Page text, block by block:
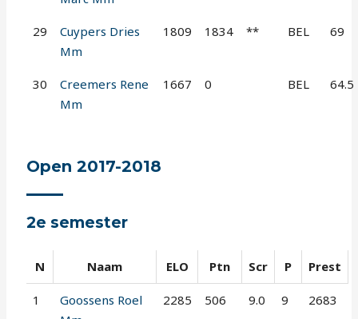
29
Cuypers Dries
Mm
1809 1834 ** BEL 69
30
Creemers Rene
Mm
1667 0 BEL 64.5
Open 2017-2018
2e semester
N Naam ELO Ptn Scr P Prest
1
Goossens Roel
2285 506 9.0 9 2683